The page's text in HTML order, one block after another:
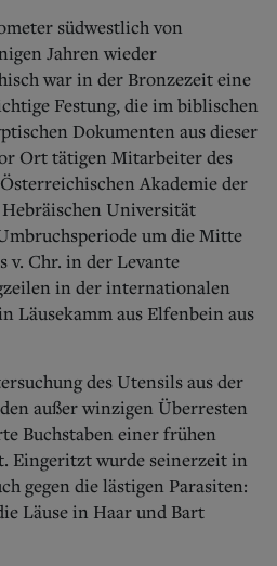
Start
wir sind
Ausgabe
Login
werden
Prämien
Archiv
Westpreußen
Bücher
Kontakt
südwestlich von
Jahren wieder
war in der Bronzezeit eine
Festung, die im biblischen
Dokumenten aus dieser
Ort tätigen Mitarbeiter des
Akademie der
Universität
um die Mitte
v. Chr. in der Levante
in der internationalen
Läusekamm aus Elfenbein aus
des Utensils aus der
außer winzigen Überresten
Buchstaben einer frühen
Eingeritzt wurde seinerzeit in
gegen die lästigen Parasiten:
Läuse in Haar und Bart